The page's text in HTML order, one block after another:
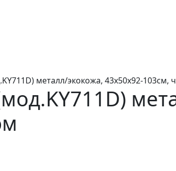
металл/экокожа, 43х50х92-103см,